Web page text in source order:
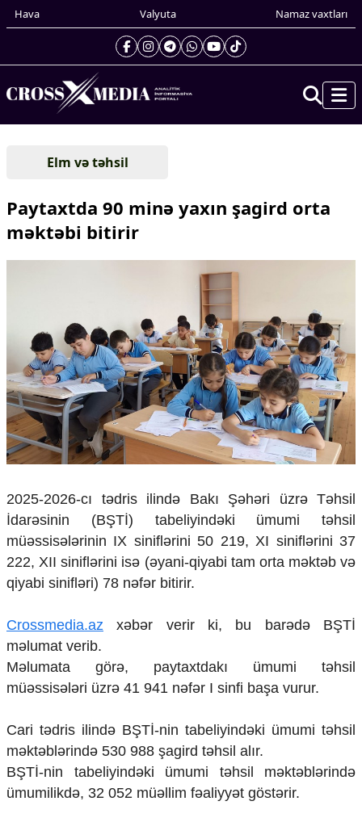
Hava Valyuta Namaz vaxtları
Gündəm
Xarici xəbərlər
Cənubi Qafqaz
Afrika
Çarpaz baxış
Təhlil
Siyasi
Geosiyasi
İqtisadi
Araşdırma
Multimedia
Foto
Video
İnfoqrafika
Humanitar
Elm və təhsil
Mədəniyyət
Diaspor
Mədəniyyətimizin Zəfəri
Zəfər Diasporu
Səhiyyə
Ailə və uşaq
Elm və təhsil
Paytaxtda 90 minə yaxın şagird orta
məktəbi bitirir
2025-2026-cı tədris ilində Bakı Şəhəri üzrə Təhsil
İdarəsinin (BŞTİ) tabeliyindəki ümumi təhsil
müəssisələrinin IX siniflərini 50 219, XI siniflərini 37
222, XII siniflərini isə (əyani-qiyabi tam orta məktəb və
qiyabi sinifləri) 78 nəfər bitirir.
Crossmedia.az xəbər verir ki, bu barədə BŞTİ
məlumat verib.
Məlumata görə, paytaxtdakı ümumi təhsil
müəssisələri üzrə 41 941 nəfər I sinfi başa vurur.
Cari tədris ilində BŞTİ-nin tabeliyindəki ümumi təhsil
məktəblərində 530 988 şagird təhsil alır.
BŞTİ-nin tabeliyindəki ümumi təhsil məktəblərində
ümumilikdə, 32 052 müəllim fəaliyyət göstərir.